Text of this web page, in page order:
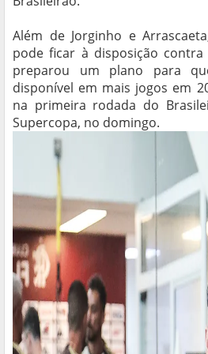
Além de Jorginho e
pode ficar à disposição
preparou um plano para
disponível em mais jogos em
na primeira rodada do
Supercopa, no domingo.